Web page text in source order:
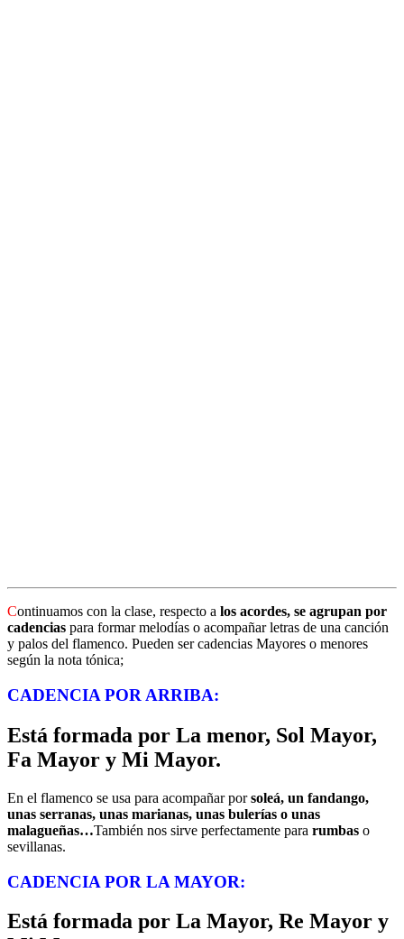
Continuamos con la clase, respecto a los acordes, se agrupan por
cadencias para formar melodías o acompañar letras de una canción
y palos del flamenco. Pueden ser cadencias Mayores o menores
según la nota tónica;
CADENCIA POR ARRIBA:
Está formada por La menor, Sol Mayor,
Fa Mayor y Mi Mayor.
En el flamenco se usa para acompañar porsoleá, un fandango,
unas serranas, unas marianas, unas bulerías o unas
malagueñas…También nos sirve perfectamente para rumbas o
sevillanas.
CADENCIA POR LA MAYOR:
Está formada por La Mayor, Re Mayor y